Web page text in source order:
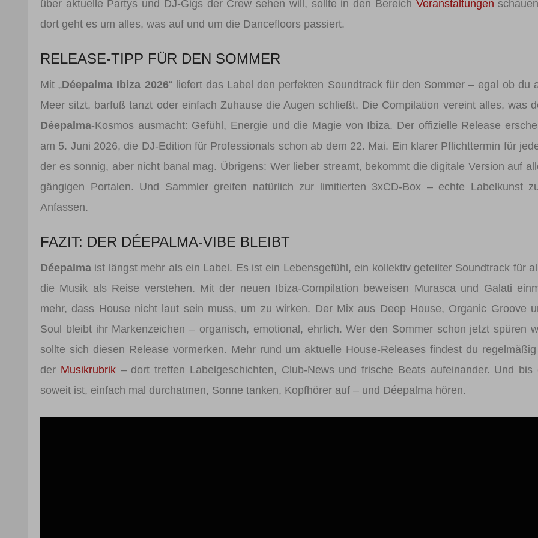
über aktuelle Partys und DJ-Gigs der Crew sehen will, sollte in den Bereich Veranstaltungen
dort geht es um alles, was auf und um die Dancefloors passiert.
RELEASE-TIPP FÜR DEN SOMMER
Mit „Déepalma Ibiza 2026“ liefert das Label den perfekten Soundtrack für den Sommer – egal ob du
Meer sitzt, barfuß tanzt oder einfach Zuhause die Augen schließt. Die Compilation vereint alles, was
Déepalma-Kosmos ausmacht: Gefühl, Energie und die Magie von Ibiza. Der offizielle Release
am 5. Juni 2026, die DJ-Edition für Professionals schon ab dem 22. Mai. Ein klarer Pflichttermin für
der es sonnig, aber nicht banal mag. Übrigens: Wer lieber streamt, bekommt die digitale Version auf
gängigen Portalen. Und Sammler greifen natürlich zur limitierten 3xCD-Box – echte Labelkunst
Anfassen.
FAZIT: DER DÉEPALMA-VIBE BLEIBT
Déepalma ist längst mehr als ein Label. Es ist ein Lebensgefühl, ein kollektiv geteilter Soundtrack für
die Musik als Reise verstehen. Mit der neuen Ibiza-Compilation beweisen Murasca und Galati
mehr, dass House nicht laut sein muss, um zu wirken. Der Mix aus Deep House, Organic Groove
Soul bleibt ihr Markenzeichen – organisch, emotional, ehrlich. Wer den Sommer schon jetzt spüren
sollte sich diesen Release vormerken. Mehr rund um aktuelle House-Releases findest du
der Musikrubrik– dort treffen Labelgeschichten, Club-News und frische Beats aufeinander. Und bis
soweit ist, einfach mal durchatmen, Sonne tanken, Kopfhörer auf – und Déepalma hören.